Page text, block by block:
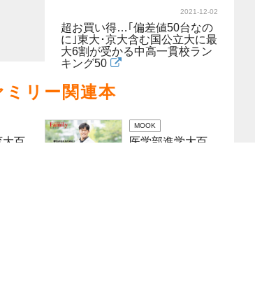
2021-12-02
超お買い得…｢偏差値50台なの
に｣東大･京大含む国公立大に最
大6割が受かる中高一貫校ラン
キング50
リー関連本
大百
MOOK
医学部進学大百